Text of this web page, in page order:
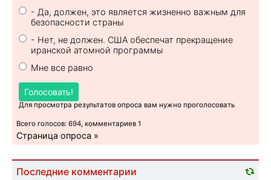
- Да, должен, это является жизненно важным для
безопасности страны
- Нет, не должен. США обеспечат прекращение
иранской атомной программы
Мне все равно
Голосовать!
Для просмотра результатов опроса вам нужно проголосовать
Всего голосов: 694, комментариев 1
Страница опроса »
Последние комментарии